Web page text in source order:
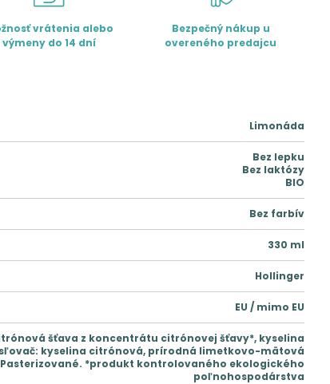
vrátenia alebo
výmeny do 14 dní
Bezpečný nákup u
overeného predajcu
Limonáda
Bez lepku
Bez laktózy
BIO
Bez farbív
330 ml
Hollinger
EU / mimo EU
šťava z koncentrátu citrónovej šťavy*, kyselina
kyselina citrónová, prírodná limetkovo-mätová
*produkt kontrolovaného ekologického
poľnohospodárstva